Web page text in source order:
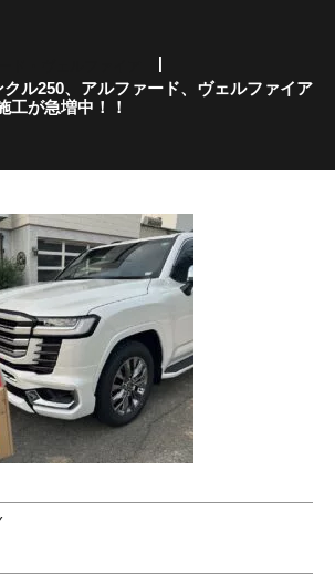
ル250、アルファード、ヴェルファイア
工が急増中！！